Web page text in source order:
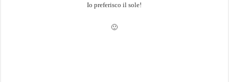
Io preferisco il sole!
🙂